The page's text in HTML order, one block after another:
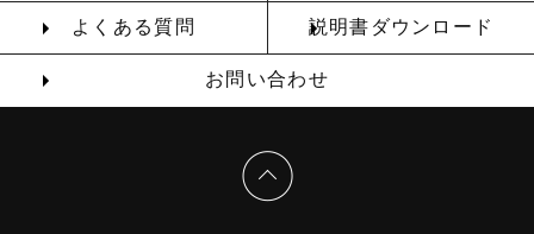
よくある質問 説明書ダウンロード
お問い合わせ